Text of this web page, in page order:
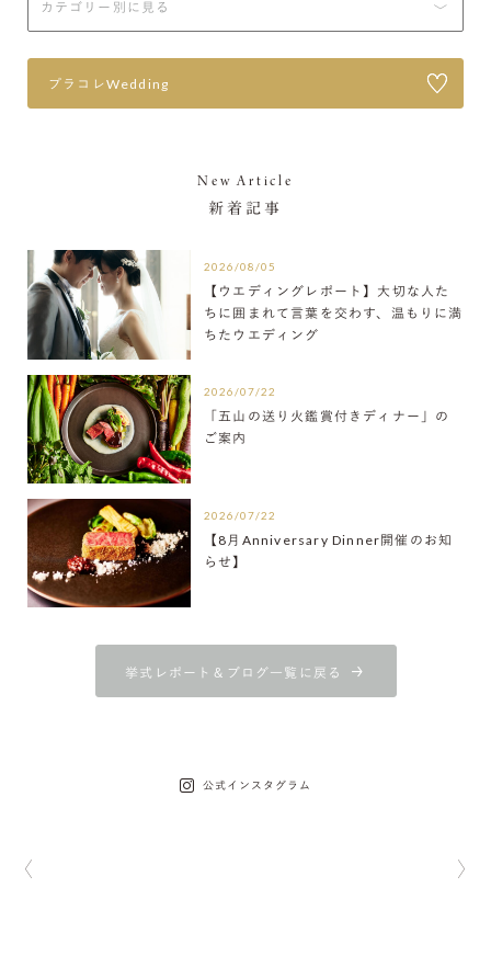
プラコレWedding
New Article
新着記事
2026/08/05
【ウエディングレポート】大切な人た
ちに囲まれて言葉を交わす、温もりに満
ちたウエディング
2026/07/22
「五山の送り火鑑賞付きディナー」の
ご案内
2026/07/22
【8月Anniversary Dinner開催のお知
らせ】
挙式レポート＆ブログ一覧に戻る
公式インスタグラム